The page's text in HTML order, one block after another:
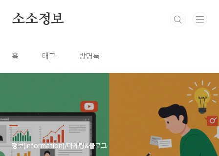
소소정보
홈 태그 방명록
정보(Information)/마케팅&블로그